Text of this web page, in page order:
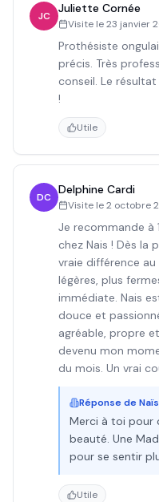
JC
Juliette Cornée
Visite le23 janvier
Prothésiste
précis. Très
conseil. Le
!
Utile
DC
Delphine Cardi
Visite le2 octobre
Je recommande à
chez Nais ! Dès la
vraie différence
légères, plus
immédiate. Nais
douce et
agréable, propre
devenu mon
du mois. Un vrai
Réponse de
Merci à toi pour
beauté. Une
pour se sentir
Utile